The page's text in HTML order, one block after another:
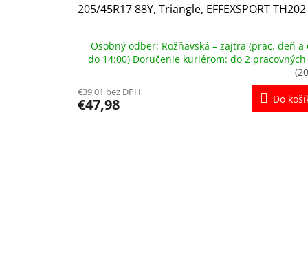
205/45R17 88Y, Triangle, EFFEXSPORT TH202
Osobný odber: Rožňavská – zajtra (prac. deň a
do 14:00) Doručenie kuriérom: do 2
€39,01 bez DPH
€47,98 Do